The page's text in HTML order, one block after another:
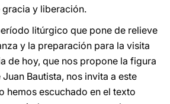
y liberación.
litúrgico que pone de relieve
y la preparación para la visita
de hoy, que nos propone la figura
Bautista, nos invita a este
hemos escuchado en el texto